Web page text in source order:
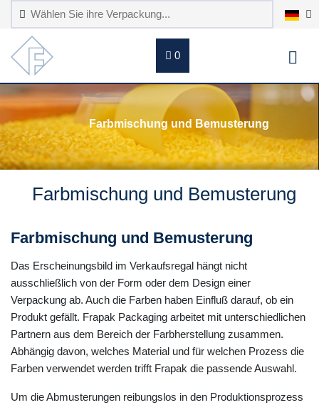
0
Farbmischung und Bemusterung
Farbmischung und Bemusterung
Farbmischung und Bemusterung
Das Erscheinungsbild im Verkaufsregal hängt nicht
ausschließlich von der Form oder dem Design einer
Verpackung ab. Auch die Farben haben Einfluß darauf, ob ein
Produkt gefällt. Frapak Packaging arbeitet mit unterschiedlichen
Partnern aus dem Bereich der Farbherstellung zusammen.
Abhängig davon, welches Material und für welchen Prozess die
Farben verwendet werden trifft Frapak die passende Auswahl.
Um die Abmusterungen reibungslos in den Produktionsprozess